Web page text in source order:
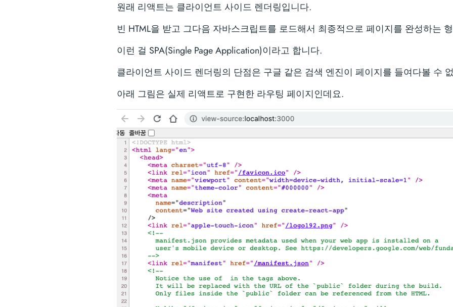
원래 리액트는 클라이언트 사이드 렌더링입니다.
빈 HTML을 받고 그다음 자바스크립트를 로드해서 최종적으로 페이지를 완성하는
이런 걸 SPA(Single Page Application)이라고 합니다.
클라이언트 사이드 렌더링의 단점은 구글 같은 검색 엔진이 페이지를 들여다볼 수
아래 그림은 실제 리액트로 구현한 라우팅 페이지인데요.